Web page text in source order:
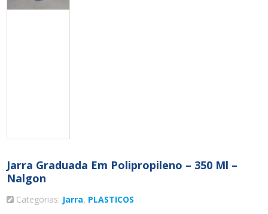
Jarra Graduada Em Polipropileno – 350 Ml –
Nalgon
Categorias: Jarra, PLASTICOS